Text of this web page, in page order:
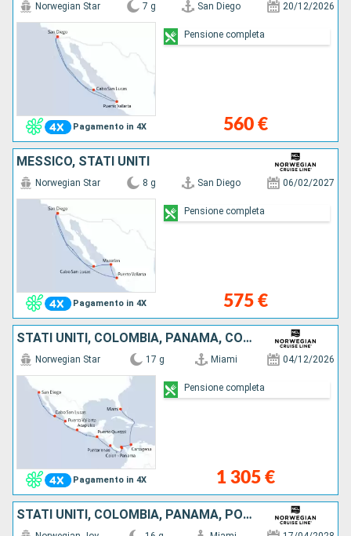
Pagamento in 4X
Norwegian Star 7 g San Diego 20/12/2026
560 €
Pensione completa
MESSICO, STATI UNITI
Pagamento in 4X
Norwegian Star 8 g San Diego 06/02/2027
575 €
Pensione completa
STATI UNITI, COLOMBIA, PANAMA, COSTA RICA, GUATEMALA, MESSICO
Pagamento in 4X
Norwegian Star 17 g Miami 04/12/2026
1 305 €
Pensione completa
STATI UNITI, COLOMBIA, PANAMA, PORTORICO, GUATEMALA, MESSICO